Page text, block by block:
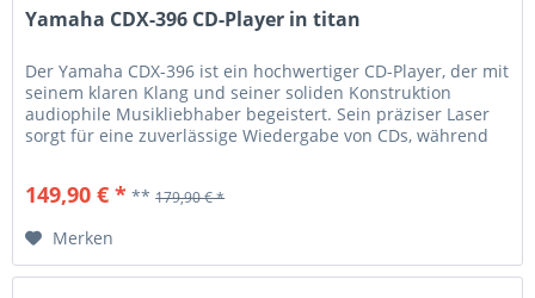
Yamaha CDX-396 CD-Player in titan
Der Yamaha CDX-396 ist ein hochwertiger CD-Player, der mit
seinem klaren Klang und seiner soliden Konstruktion
audiophile Musikliebhaber begeistert. Sein präziser Laser
sorgt für eine zuverlässige Wiedergabe von CDs, während
robusten Bauweise und der hochwertigen Komponenten...
149,90 € * **179,90 € *
Merken